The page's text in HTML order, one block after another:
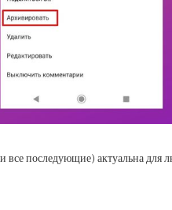
последующие) актуальна для